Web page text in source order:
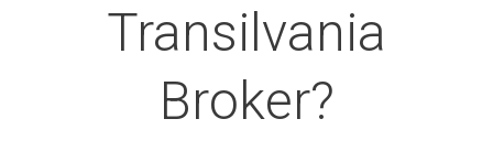
Transilvania
Broker?